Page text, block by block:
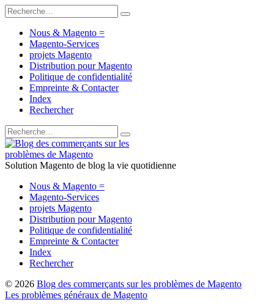
Nous & Magento =
Magento-Services
projets Magento
Distribution pour Magento
Politique de confidentialité
Empreinte & Contacter
Index
Rechercher
Solution Magento de blog la vie quotidienne
Nous & Magento =
Magento-Services
projets Magento
Distribution pour Magento
Politique de confidentialité
Empreinte & Contacter
Index
Rechercher
© 2026 Blog des commerçants sur les problèmes de Magento
Les problèmes généraux de Magento